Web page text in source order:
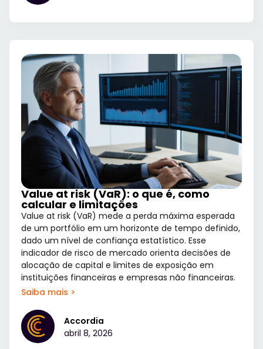
Value at risk (VaR): o que é, como
calcular e limitações
Value at risk (VaR) mede a perda máxima esperada
de um portfólio em um horizonte de tempo definido,
dado um nível de confiança estatístico. Esse
indicador de risco de mercado orienta decisões de
alocação de capital e limites de exposição em
instituições financeiras e empresas não financeiras.
Saiba mais >
Accordia
abril 8, 2026